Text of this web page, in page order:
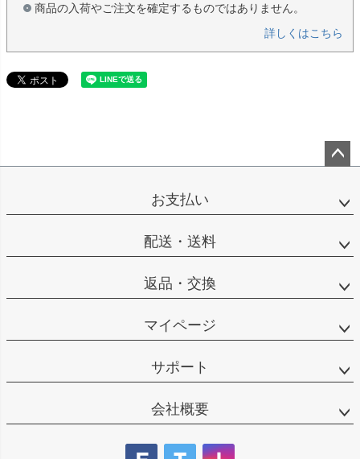
商品の入荷やご注文を確定するものではありません。
詳しくはこちら
ップ
お支払い
配送・送料
返品・交換
マイページ
サポート
会社概要